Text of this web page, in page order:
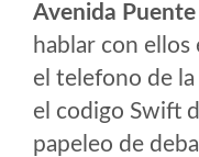
Avenida
hablar con
el telefono de la
el codigo Swift
papeleo de